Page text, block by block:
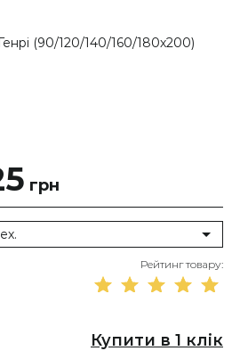
(90/120/140/160/180х200)
грн
Рейтинг товару:
Купити в 1 клік